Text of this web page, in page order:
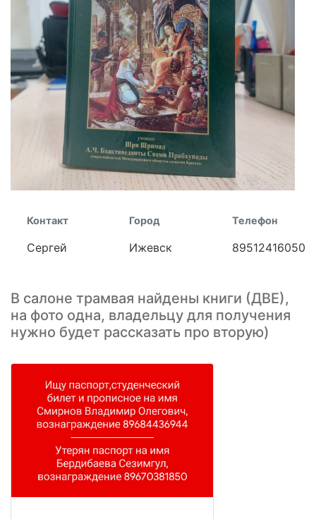
Контакт
Сергей
Город
Ижевск
Телефон
89512416050
В салоне трамвая найдены книги (ДВЕ),
на фото одна, владельцу для получения
нужно будет рассказать про вторую)